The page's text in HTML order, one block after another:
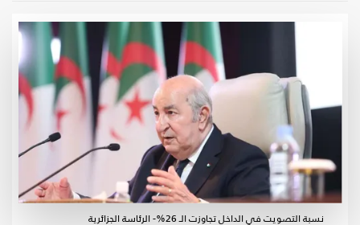
نسبة التصويت في الداخل تجاوزت الـ 26%- الرئاسة الجزائرية